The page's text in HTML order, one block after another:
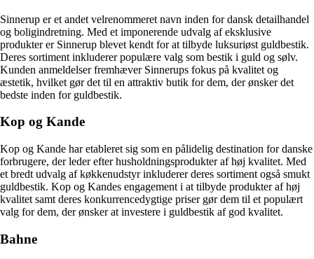
Sinnerup er et andet velrenommeret navn inden for dansk detailhandel
og boligindretning. Med et imponerende udvalg af eksklusive
produkter er Sinnerup blevet kendt for at tilbyde luksuriøst guldbestik.
Deres sortiment inkluderer populære valg som bestik i guld og sølv.
Kunden anmeldelser fremhæver Sinnerups fokus på kvalitet og
æstetik, hvilket gør det til en attraktiv butik for dem, der ønsker det
bedste inden for guldbestik.
Kop og Kande
Kop og Kande har etableret sig som en pålidelig destination for danske
forbrugere, der leder efter husholdningsprodukter af høj kvalitet. Med
et bredt udvalg af køkkenudstyr inkluderer deres sortiment også smukt
guldbestik. Kop og Kandes engagement i at tilbyde produkter af høj
kvalitet samt deres konkurrencedygtige priser gør dem til et populært
valg for dem, der ønsker at investere i guldbestik af god kvalitet.
Bahne